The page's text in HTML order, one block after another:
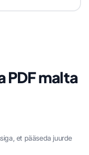
PDF malta
et pääseda juurde